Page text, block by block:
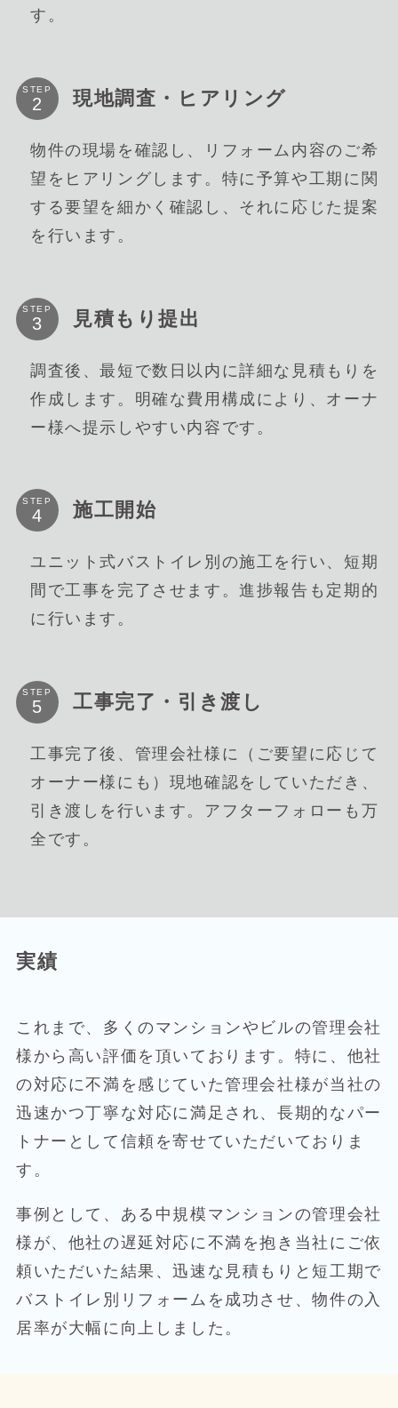
す。
STEP 現地調査・ヒアリング
物件の現場を確認し、リフォーム内容のご希
望をヒアリングします。特に予算や工期に関
する要望を細かく確認し、それに応じた提案
を行います。
STEP 見積もり提出
調査後、最短で数日以内に詳細な見積もりを
作成します。明確な費用構成により、オーナ
ー様へ提示しやすい内容です。
STEP 施工開始
ユニット式バストイレ別の施工を行い、短期
間で工事を完了させます。進捗報告も定期的
に行います。
STEP 工事完了・引き渡し
工事完了後、管理会社様に（ご要望に応じて
オーナー様にも）現地確認をしていただき、
引き渡しを行います。アフターフォローも万
全です。
実績
これまで、多くのマンションやビルの管理会社
様から高い評価を頂いております。特に、他社
の対応に不満を感じていた管理会社様が当社の
迅速かつ丁寧な対応に満足され、長期的なパー
トナーとして信頼を寄せていただいておりま
す。
事例として、ある中規模マンションの管理会社
様が、他社の遅延対応に不満を抱き当社にご依
頼いただいた結果、迅速な見積もりと短工期で
バストイレ別リフォームを成功させ、物件の入
居率が大幅に向上しました。